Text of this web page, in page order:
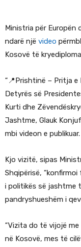
Ministria për Europën
ndarë një video
Kosovë të
“📍Prishtinë – Pritja
Detyrës së
Kurti dhe
Jashtme, Glauk
mbi videon e publikuar.
Kjo vizitë, sipas
Shqipërisë,
i politikës së jashtme
pandryshueshëm i
“Vizita do të vijojë
në Kosovë, mes të